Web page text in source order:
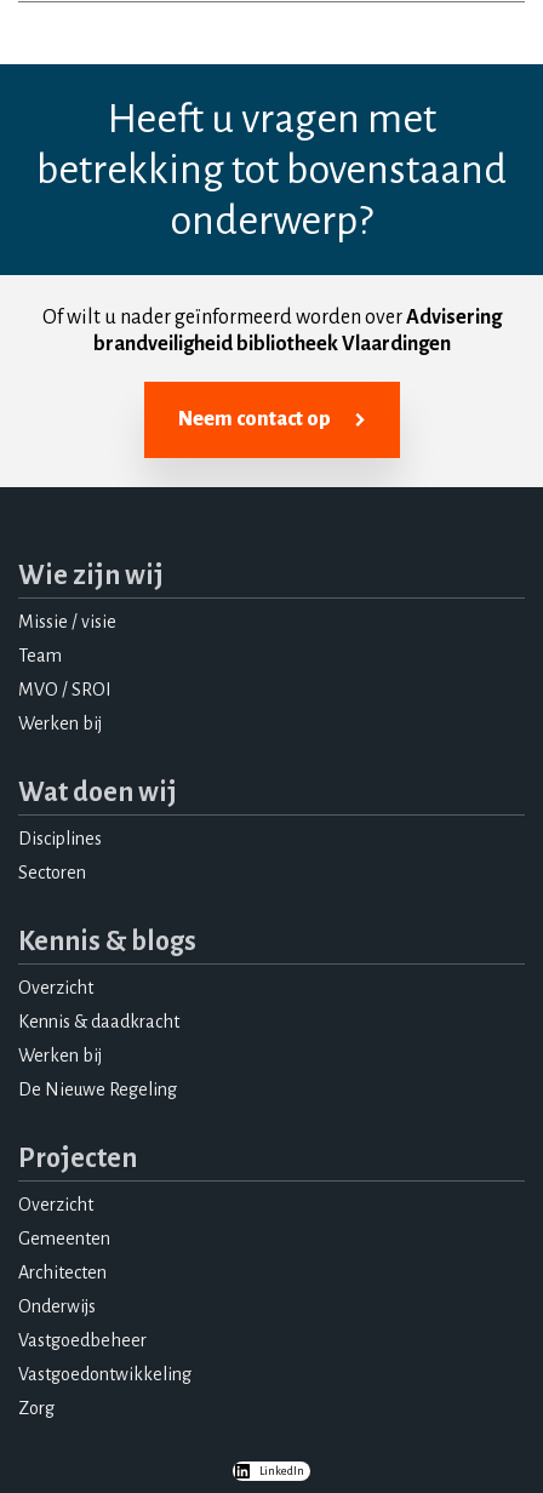
Heeft u vragen met
betrekking tot bovenstaand
onderwerp?
Of wilt u nader geïnformeerd worden overAdvisering
brandveiligheid bibliotheek Vlaardingen
Neem contact op
Wie zijn wij
Missie / visie
Team
MVO / SROI
Werken bij
Wat doen wij
Disciplines
Sectoren
Kennis & blogs
Overzicht
Kennis & daadkracht
Werken bij
De Nieuwe Regeling
Projecten
Overzicht
Gemeenten
Architecten
Onderwijs
Vastgoedbeheer
Vastgoedontwikkeling
Zorg
LinkedIn